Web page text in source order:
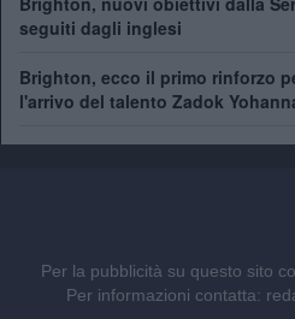
seguiti dagli inglesi
Brighton, ecco il primo rinforzo
l'arrivo del talento Zadok
Per la pubblicità su questo sito
Per informazioni contatta: